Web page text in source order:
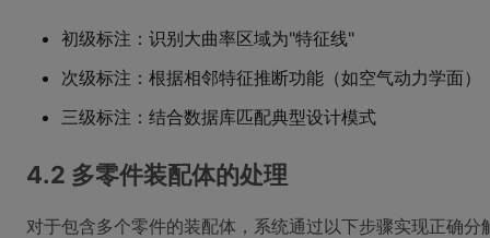
初级标注：识别大曲率区域为"特征线"
次级标注：根据相邻特征推断功能（如空气动力学面）
三级标注：结合数据库匹配典型设计模式
4.2 多零件装配体的处理
对于包含多个零件的装配体，系统通过以下步骤实现正确分